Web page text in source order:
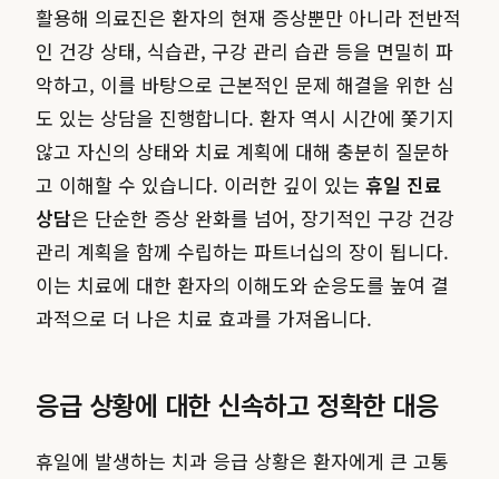
활용해 의료진은 환자의 현재 증상뿐만 아니라 전반적
인 건강 상태, 식습관, 구강 관리 습관 등을 면밀히 파
악하고, 이를 바탕으로 근본적인 문제 해결을 위한 심
도 있는 상담을 진행합니다. 환자 역시 시간에 쫓기지
않고 자신의 상태와 치료 계획에 대해 충분히 질문하
고 이해할 수 있습니다. 이러한 깊이 있는 휴일 진료
상담은 단순한 증상 완화를 넘어, 장기적인 구강 건강
관리 계획을 함께 수립하는 파트너십의 장이 됩니다.
이는 치료에 대한 환자의 이해도와 순응도를 높여 결
과적으로 더 나은 치료 효과를 가져옵니다.
응급 상황에 대한 신속하고 정확한 대응
휴일에 발생하는 치과 응급 상황은 환자에게 큰 고통